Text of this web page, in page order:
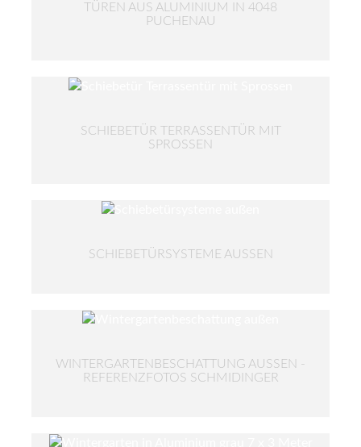
TÜREN AUS ALUMINIUM IN 4048
PUCHENAU
SCHIEBETÜR TERRASSENTÜR MIT
SPROSSEN
SCHIEBETÜRSYSTEME AUSSEN
WINTERGARTENBESCHATTUNG AUSSEN - R
EFERENZFOTOS SCHMIDINGER